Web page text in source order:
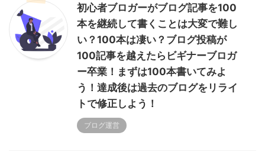
初心者ブロガーがブログ記事を100
本を継続して書くことは大変で難し
い？100本は凄い？ブログ投稿が
100記事を越えたらビギナーブロガ
ー卒業！まずは100本書いてみよ
う！達成後は過去のブログをリライ
トで修正しよう！
ブログ運営